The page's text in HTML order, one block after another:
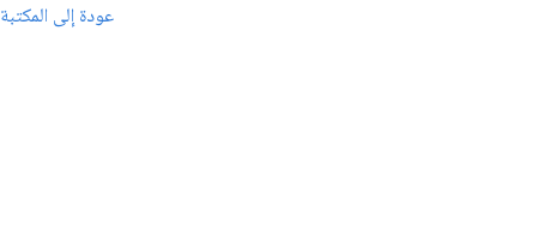
عودة إلى المكتبة